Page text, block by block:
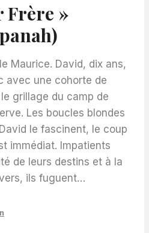
Frère »
Maurice. David, dix ans,
avec une cohorte de
grillage du camp de
Les boucles blondes
le fascinent, le coup
immédiat. Impatients
de leurs destins et à la
ils fuguent…